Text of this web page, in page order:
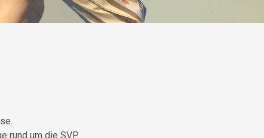
rund um die SVP.